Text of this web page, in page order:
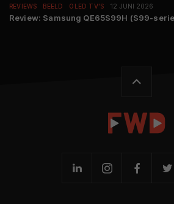
REVIEWS BEELD OLED TV'S 12 JUNI 2026
Review: Samsung QE65S99H (S99-